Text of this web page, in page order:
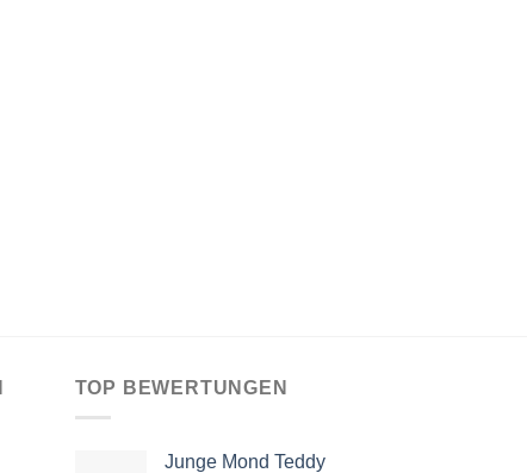
TOP BEWERTUNGEN
Junge Mond Teddy